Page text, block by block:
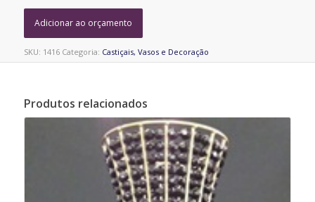
Adicionar ao orçamento
SKU: 1416 Categoria: Castiçais, Vasos e Decoração
Produtos relacionados